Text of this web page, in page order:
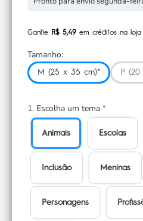
Ganhe R$ 5,49 em créditos na loja
Tamanho:
M (25 x 35 cm)* P
1. Escolha um tema *
Animais Escolas
Inclusão Meninas
Personagens